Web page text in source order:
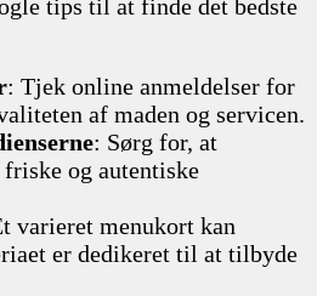
tips til at finde det bedste
: Tjek online anmeldelser for
af maden og servicen.
: Sørg for, at
og autentiske
varieret menukort kan
er dedikeret til at tilbyde